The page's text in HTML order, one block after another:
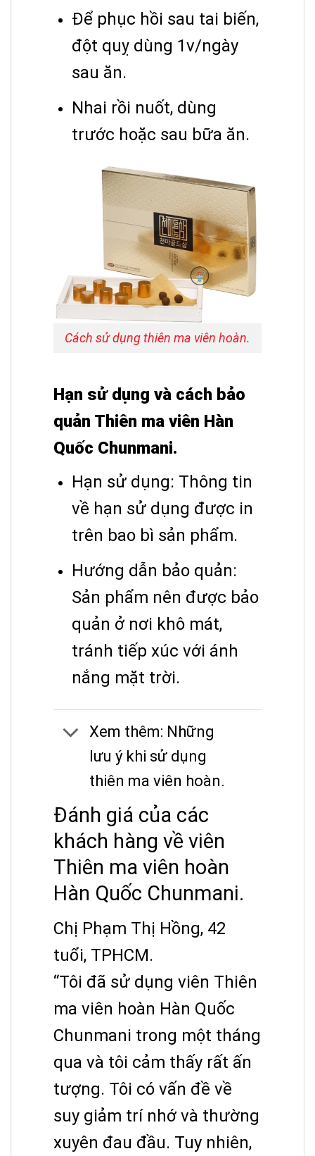
Để phục hồi sau tai biến,
đột quỵ dùng 1v/ngày
sau ăn.
Nhai rồi nuốt, dùng
trước hoặc sau bữa ăn.
Cách sử dụng thiên ma viên hoàn.
Hạn sử dụng và cách bảo
quản Thiên ma viên Hàn
Quốc Chunmani.
Hạn sử dụng: Thông tin
về hạn sử dụng được in
trên bao bì sản phẩm.
Hướng dẫn bảo quản:
Sản phẩm nên được bảo
quản ở nơi khô mát,
tránh tiếp xúc với ánh
nắng mặt trời.
Xem thêm: Những
lưu ý khi sử dụng
thiên ma viên hoàn.
Đánh giá của các
khách hàng về viên
Thiên ma viên hoàn
Hàn Quốc Chunmani.
Chị Phạm Thị Hồng, 42
tuổi, TPHCM.
“Tôi đã sử dụng viên Thiên
ma viên hoàn Hàn Quốc
Chunmani trong một tháng
qua và tôi cảm thấy rất ấn
tượng. Tôi có vấn đề về
suy giảm trí nhớ và thường
xuyên đau đầu. Tuy nhiên,